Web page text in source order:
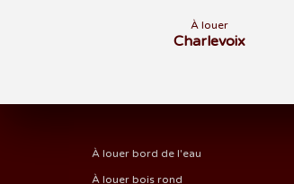
À louer
Charlevoix
À louer bord de l'eau
À louer bois rond